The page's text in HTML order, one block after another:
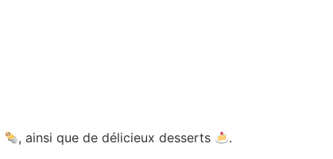
, ainsi que de délicieux desserts
.